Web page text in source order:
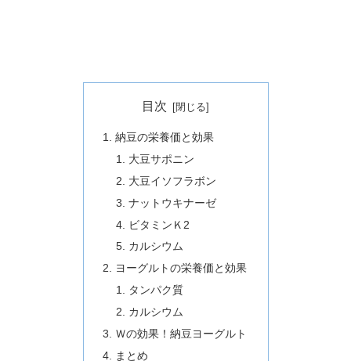
目次
納豆の栄養価と効果
大豆サポニン
大豆イソフラボン
ナットウキナーゼ
ビタミンＫ2
カルシウム
ヨーグルトの栄養価と効果
タンパク質
カルシウム
Ｗの効果！納豆ヨーグルト
まとめ